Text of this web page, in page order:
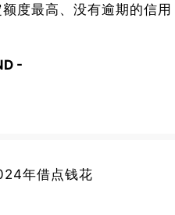
度最高、没有逾期的信用
-
年借点钱花